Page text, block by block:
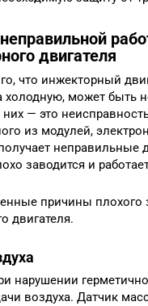
двигателя
что инжекторный
холодную, может быть
— это
из модулей,
неправильные
заводится и
причины плохого
двигателя.
нарушении
воздуха. Датчик